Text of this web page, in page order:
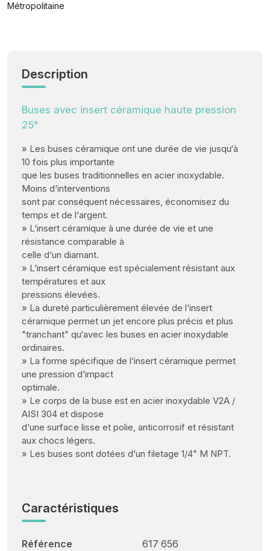
Métropolitaine
Description
Buses avec insert céramique haute pression
25°
» Les buses céramique ont une durée de vie jusqu‘à
10 fois plus importante
que les buses traditionnelles en acier inoxydable.
Moins d‘interventions
sont par conséquent nécessaires, économisez du
temps et de l‘argent.
» L‘insert céramique à une durée de vie et une
résistance comparable à
celle d‘un diamant.
» L‘insert céramique est spécialement résistant aux
températures et aux
pressions élevées.
» La dureté particulièrement élevée de l‘insert
céramique permet un jet encore plus précis et plus
"tranchant" qu‘avec les buses en acier inoxydable
ordinaires.
» La forme spécifique de l‘insert céramique permet
une pression d‘impact
optimale.
» Le corps de la buse est en acier inoxydable V2A /
AISI 304 et dispose
d‘une surface lisse et polie, anticorrosif et résistant
aux chocs légers.
» Les buses sont dotées d‘un filetage 1/4" M NPT.
Caractéristiques
Référence
617 656